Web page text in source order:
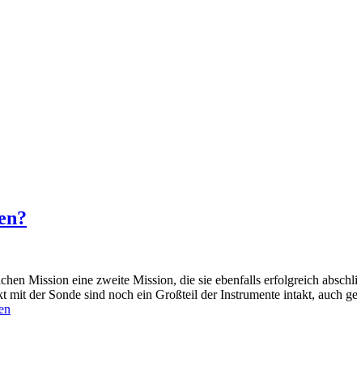
Mission eine zweite Mission, die sie ebenfalls erfolgreich
der Sonde sind noch ein Großteil der Instrumente intakt, auch